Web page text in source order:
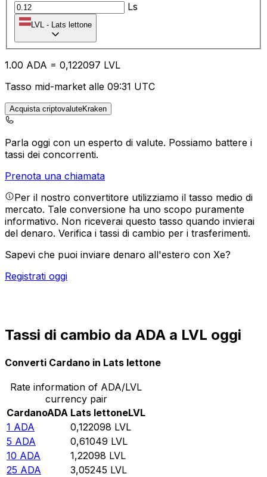
Ls
LVL - Lats lettone
1.00 ADA = 0,122097 LVL
Tasso mid-market alle 09:31 UTC
Acquista criptovaluteKraken
Parla oggi con un esperto di valute. Possiamo battere i
tassi dei concorrenti.
Prenota una chiamata
Per il nostro convertitore utilizziamo il tasso medio di
mercato. Tale conversione ha uno scopo puramente
informativo. Non riceverai questo tasso quando invierai
del denaro. Verifica i tassi di cambio per i trasferimenti.
Sapevi che puoi inviare denaro all'estero con Xe?
Registrati oggi
Tassi di cambio da ADA a LVL oggi
Converti Cardano in Lats lettone
Rate information of ADA/LVL
currency pair
CardanoADA Lats lettoneLVL
1 ADA 0,122098 LVL
5 ADA 0,61049 LVL
10 ADA 1,22098 LVL
25 ADA 3,05245 LVL